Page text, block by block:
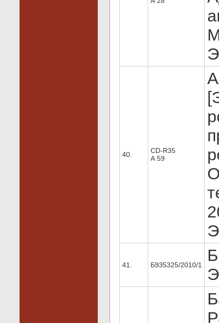
40.
CD-R35
А 59
41. Б935325/2010/1